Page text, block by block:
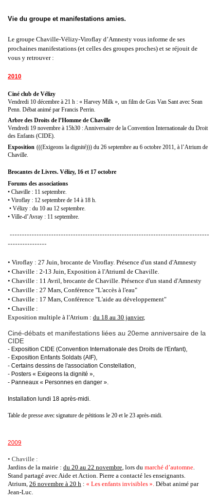
Vie du groupe et manifestations amies.
Le groupe Chaville-Vélizy-Viroflay d’Amnesty vous informe de ses
prochaines manifestations (et celles des groupes proches) et se réjouit de
vous y retrouver :
2010
Ciné club de Vélizy
Vendredi 10 décembre à 21 h : « Harvey Milk », un film de Gus Van Sant avec Sean
Penn . Débat animé par Francis Perrin.
Arbre des Droits de l’Homme de Chaville
Vendredi 19 novembre à 15h30 : Anniversaire de la Convention Internationale du Droit
des Enfants (CIDE).
Exposition (((Exigeons la dignité))) du 26 septembre au 6 octobre 2011, à l’Atrium de
Chaville.
Brocantes de Livres. Vélizy, 16 et 17 octobre
Forums des associations
• Chaville : 11 septembre.
• Viroflay : 12 septembre de 14 à 18 h.
• Vélizy : du 10 au 12 septembre.
• Ville-d’Avray : 11 septembre.
----------------------------------------------------------------------------------
----------------
• Viroflay : 27 Juin, brocante de Viroflay. Présence d'un stand d'Amnesty
• Chaville : 2-13 Juin, Exposition à l'Atriuml de Chaville.
• Chaville : 11 Avril, brocante de Chaville. Présence d'un stand d'Amnesty
• Chaville : 27 Mars, Conférence "L'accès à l'eau"
• Chaville : 17 Mars, Conférence "L'aide au développement"
• Chaville :
Exposition multiple à l'Atrium : du 18 au 30 janvier,
Ciné-débats et manifestations liées au 20eme anniversaire de la
CIDE
- Exposition CIDE (Convention Internationale des Droits de l'Enfant),
- Exposition Enfants Soldats (AIF),
- Certains dessins de l'association Constellation,
- Posters « Exigeons la dignité »,
- Panneaux « Personnes en danger ».
Installation lundi 18 après-midi.
Table de presse avec signature de pétitions le 20 et le 23 après-midi.
2009
• Chaville :
Jardins de la mairie : du 20 au 22 novembre , lors du marché d’automne
Stand partagé avec Aide et Action. Pierre a contacté les enseignants.
Atrium, 26 novembre à 20 h : « Les enfants invisibles ». Débat animé par
Jean-Luc.